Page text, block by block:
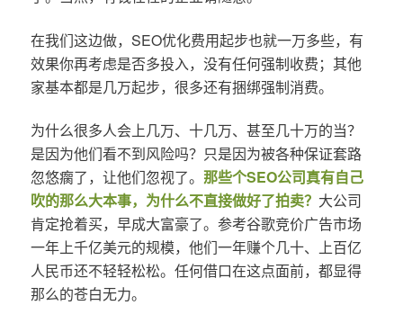
在我们这边做，SEO优化费用起步也就一万多些，有
效果你再考虑是否多投入，没有任何强制收费；其他
家基本都是几万起步，很多还有捆绑强制消费。
为什么很多人会上几万、十几万、甚至几十万的当？
是因为他们看不到风险吗？只是因为被各种保证套路
忽悠瘸了，让他们忽视了。 那些个SEO公司真有自己
吹的那么大本事，为什么不直接做好了拍卖？ 大公司
肯定抢着买，早成大富豪了。参考谷歌竞价广告市场
一年上千亿美元的规模，他们一年赚个几十、上百亿
人民币还不轻轻松松。任何借口在这点面前，都显得
那么的苍白无力。